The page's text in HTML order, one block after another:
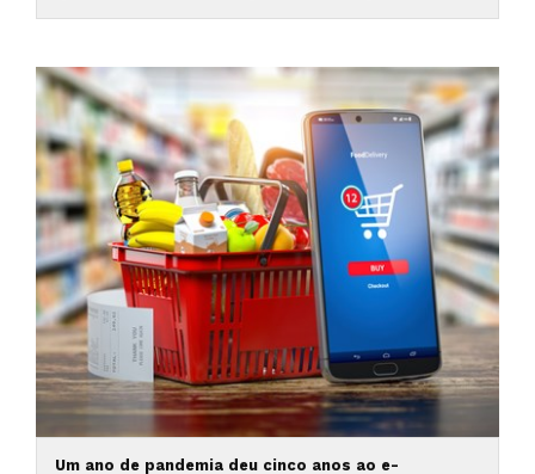
Um ano de pandemia deu cinco anos ao e-